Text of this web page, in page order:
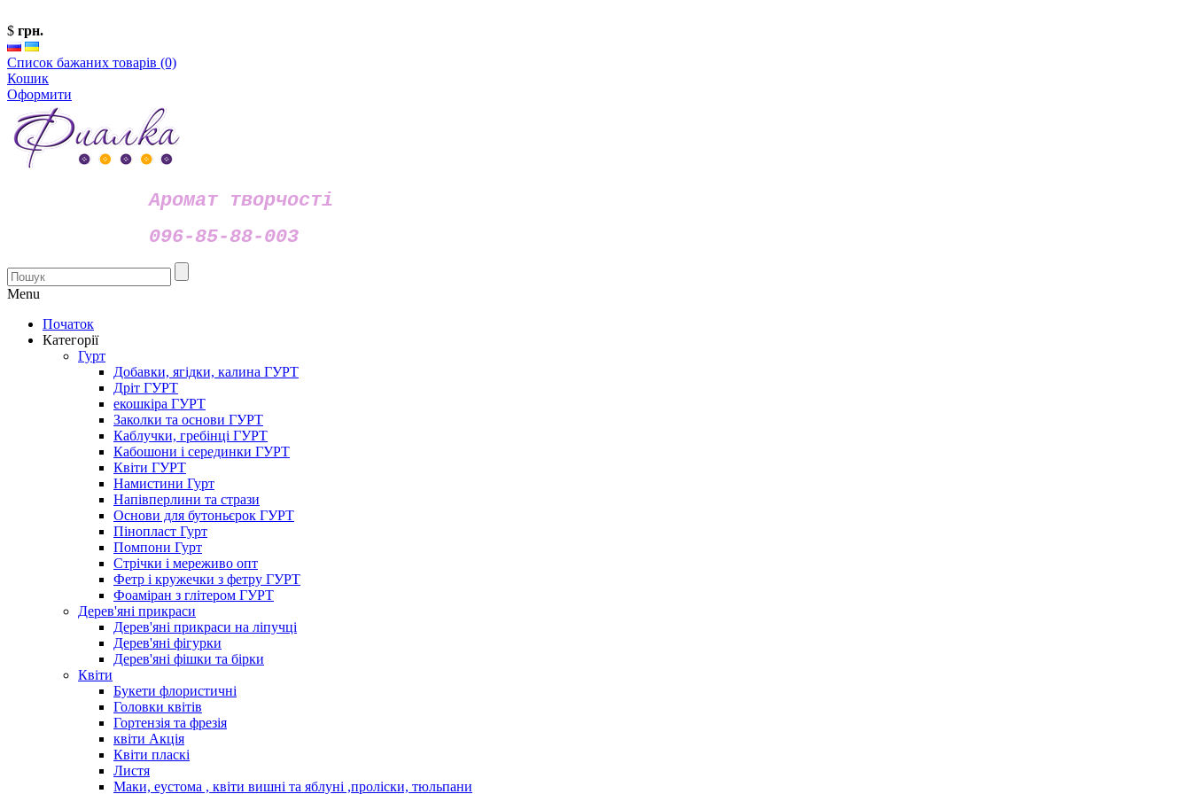
$ грн.
Список бажаних товарів (0)
Кошик
Оформити
Аромат творчості
096-85-88-003
Menu
Початок
Категорії
Гурт
Добавки, ягідки, калина ГУРТ
Дріт ГУРТ
екошкіра ГУРТ
Заколки та основи ГУРТ
Каблучки, гребінці ГУРТ
Кабошони і серединки ГУРТ
Квіти ГУРТ
Намистини Гурт
Напівперлини та стрази
Основи для бутоньєрок ГУРТ
Пінопласт Гурт
Помпони Гурт
Стрічки і мереживо опт
Фетр і кружечки з фетру ГУРТ
Фоаміран з глітером ГУРТ
Дерев'яні прикраси
Дерев'яні прикраси на ліпучці
Дерев'яні фігурки
Дерев'яні фішки та бірки
Квіти
Букети флористичні
Головки квітів
Гортензія та фрезія
квіти Акція
Квіти пласкі
Листя
Маки, еустома , квіти вишні та яблуні ,проліски, тюльпани